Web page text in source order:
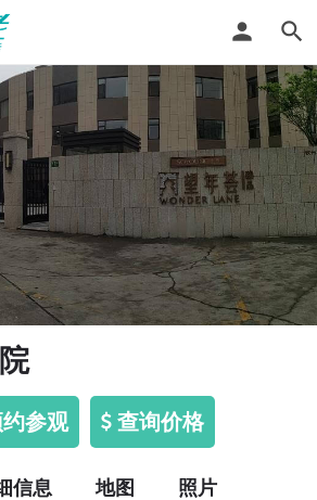
参观 查询价格
信息 地图 照片